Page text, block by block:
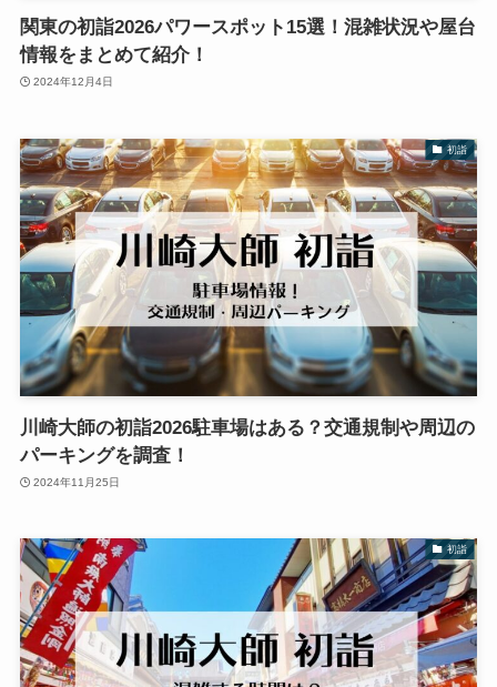
関東の初詣2026パワースポット15選！混雑状況や屋台
情報をまとめて紹介！
2024年12月4日
初詣
川崎大師の初詣2026駐車場はある？交通規制や周辺の
パーキングを調査！
2024年11月25日
初詣